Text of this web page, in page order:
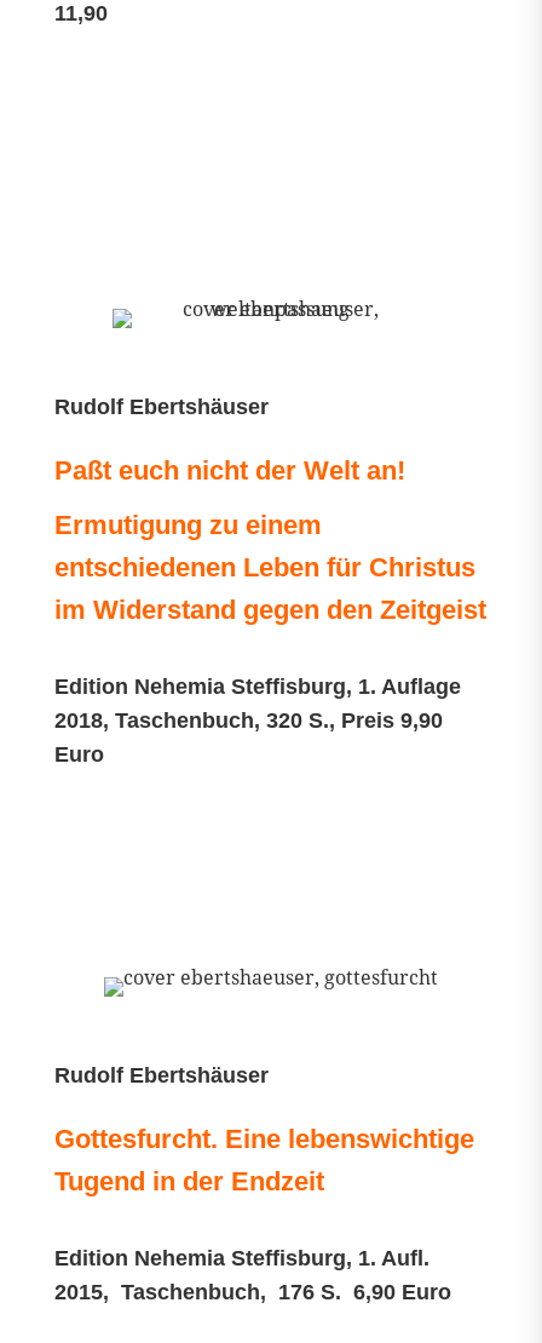
11,90
Rudolf Ebertshäuser
Paßt euch nicht der Welt an!
Ermutigung zu einem
entschiedenen Leben für Christus
im Widerstand gegen den Zeitgeist
Edition Nehemia Steffisburg, 1. Auflage
2018, Taschenbuch, 320 S., Preis 9,90
Euro
Rudolf Ebertshäuser
Gottesfurcht. Eine lebenswichtige
Tugend in der Endzeit
Edition Nehemia Steffisburg, 1. Aufl.
2015, Taschenbuch, 176 S. 6,90 Euro